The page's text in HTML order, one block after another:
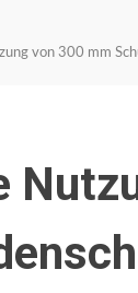
von 300 mm